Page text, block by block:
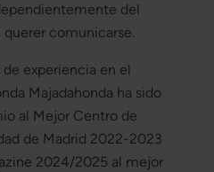
del
comunicarse.
experiencia en el
Majadahonda ha sido
al Mejor Centro de
de Madrid 2022-2023
2024/2025 al mejor